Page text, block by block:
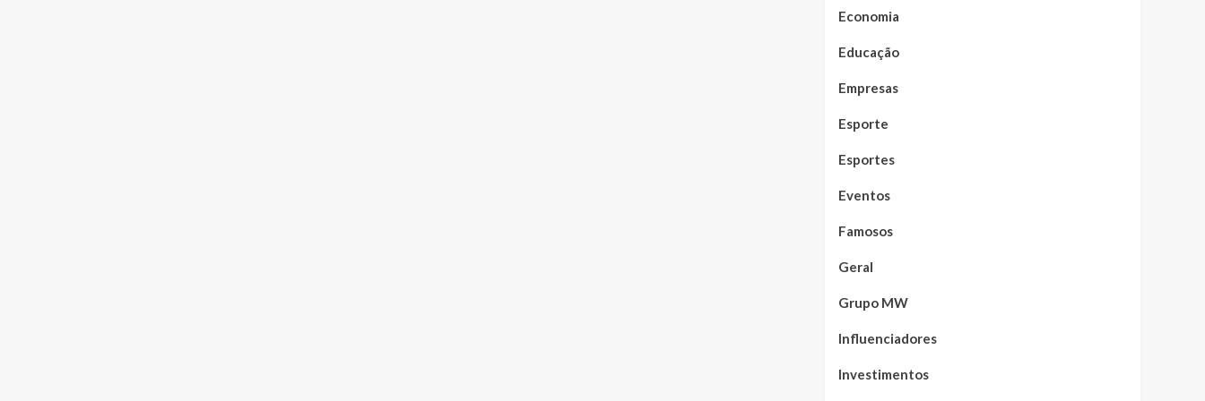
Economia
Educação
Empresas
Esporte
Esportes
Eventos
Famosos
Geral
Grupo MW
Influenciadores
Investimentos